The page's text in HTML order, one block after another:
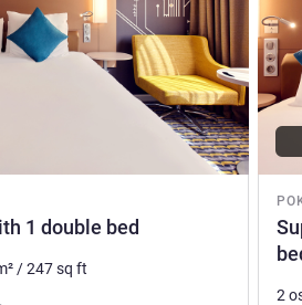
1 double bed
/247sq ft
2